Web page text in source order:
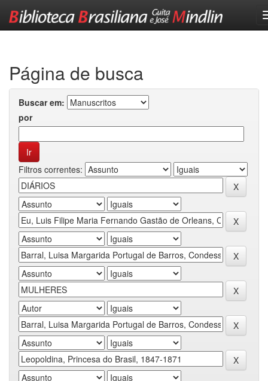
Página de busca
Buscar em:
por
Filtros correntes: